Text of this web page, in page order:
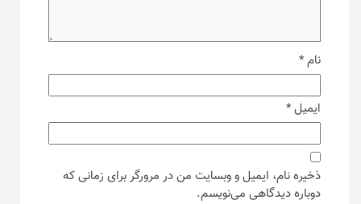
نام*
ایمیل*
ذخیره نام، ایمیل و وبسایت من در مرورگر برای زمانی که
دوباره دیدگاهی می‌نویسم.